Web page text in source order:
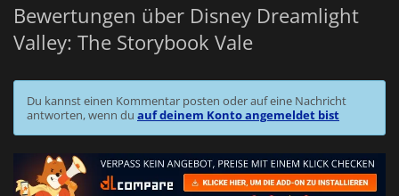
Bewertungen über Disney Dreamlight
Valley: The Storybook Vale
Du kannst einen Kommentar posten oder auf eine Nachricht
antworten, wenn du auf deinem Konto angemeldet bist